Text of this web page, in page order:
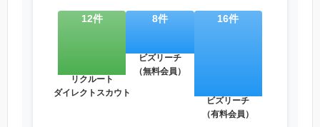
12件
リクルート
ダイレクトスカウト
8件
ビズリーチ
（無料会員）
16件
ビズリーチ
（有料会員）